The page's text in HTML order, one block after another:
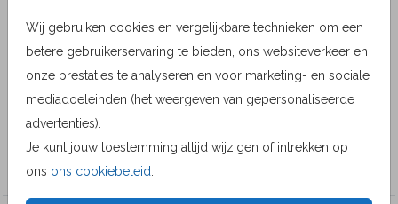
Wij gebruiken cookies en vergelijkbare technieken om een
betere gebruikerservaring te bieden, ons websiteverkeer en
onze prestaties te analyseren en voor marketing- en sociale
mediadoeleinden (het weergeven van gepersonaliseerde
advertenties).
Je kunt jouw toestemming altijd wijzigen of intrekken op
ons ons cookiebeleid
Toon meer
MyCards Design
MyCards